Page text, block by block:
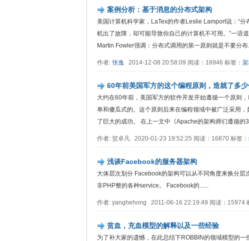
案例分析：基于消息的分布式架构
美国计算机科学家，LaTex的作者Leslie Lamport说：“
机出了故障，却可能导致你自己的计算机不可用。”一语
Martin Fowler强调：分布式调用的第一原则就是不要分布
作者: 张逸 2014-12-08 20:58:09 阅读：16946 标签：
60年前美国军方的这个编程原则，造就了多
大约在60年前，美国军方的软件开发开始遵循一个原则
单和傻瓜式的。这个原则后来在编程领域中被广泛采用
了巨大的成功。 在上一文中《Apache的架构师们遵循的
作者: 贺卓凡 2020-01-23 19:52:25 阅读：16870 标签：
浅谈Facebook的服务器架构
大体层次划分 Facebook的架构可以从不同角度来换分
非PHP整的各种service。 Facebook的......
作者: yanghehong 2011-06-16 22:19:49 阅读：15974
贫血，充血模型的解释以及一些经验
为了补大家的遗憾，在此总结下ROBBIN的领域模型的